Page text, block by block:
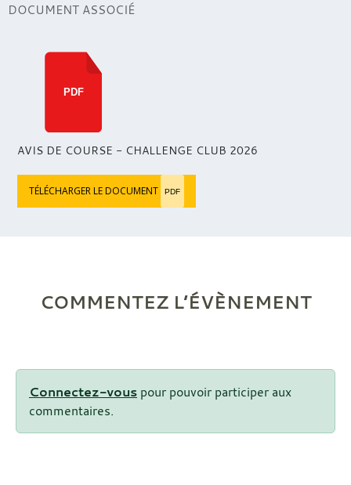
DOCUMENT ASSOCIÉ
PDF
AVIS DE COURSE - CHALLENGE CLUB 2026
TÉLÉCHARGER LE DOCUMENT PDF
COMMENTEZ L’ÉVÈNEMENT
Connectez-vous pour pouvoir participer aux
commentaires.